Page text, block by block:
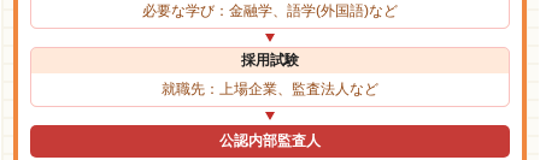
必要な学び：金融学、語学(外国語)など
採用試験
就職先：上場企業、監査法人など
公認内部監査人